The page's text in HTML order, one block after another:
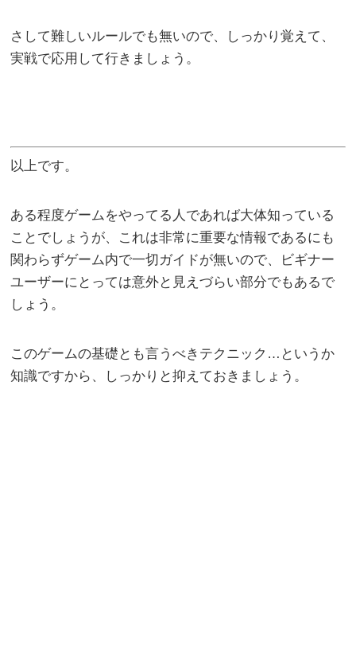
さして難しいルールでも無いので、しっかり覚えて、
実戦で応用して行きましょう。
以上です。
ある程度ゲームをやってる人であれば大体知っている
ことでしょうが、これは非常に重要な情報であるにも
関わらずゲーム内で一切ガイドが無いので、ビギナー
ユーザーにとっては意外と見えづらい部分でもあるで
しょう。
このゲームの基礎とも言うべきテクニック…というか
知識ですから、しっかりと抑えておきましょう。